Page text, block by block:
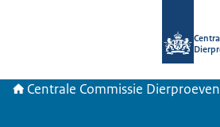
Centrale Commissie Dierproeven